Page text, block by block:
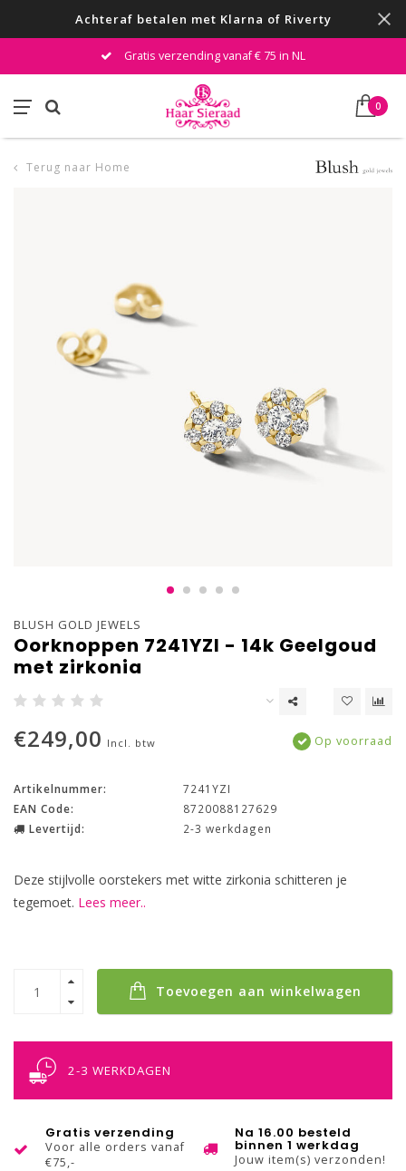
Achteraf betalen met Klarna of Riverty
Gratis verzending vanaf € 75 in NL
0
Terug naar Home
BLUSH GOLD JEWELS
Oorknoppen 7241YZI - 14k Geelgoud
met zirkonia
€249,00 Incl. btw Op voorraad
Artikelnummer:
7241YZI
EAN Code:
8720088127629
Levertijd:
2-3 werkdagen
Deze stijlvolle oorstekers met witte zirkonia schitteren je
tegemoet. Lees meer..
Toevoegen aan winkelwagen
2-3 WERKDAGEN
Gratis verzending
Voor alle orders vanaf
€75,-
Na 16.00 besteld
binnen 1 werkdag
Jouw item(s) verzonden!